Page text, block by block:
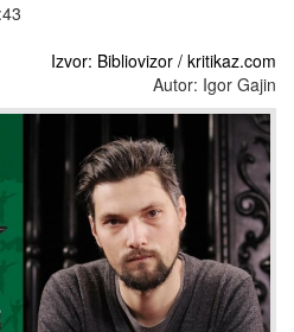
Izvor: Bibliovizor / kritikaz.com
Autor: Igor Gajin